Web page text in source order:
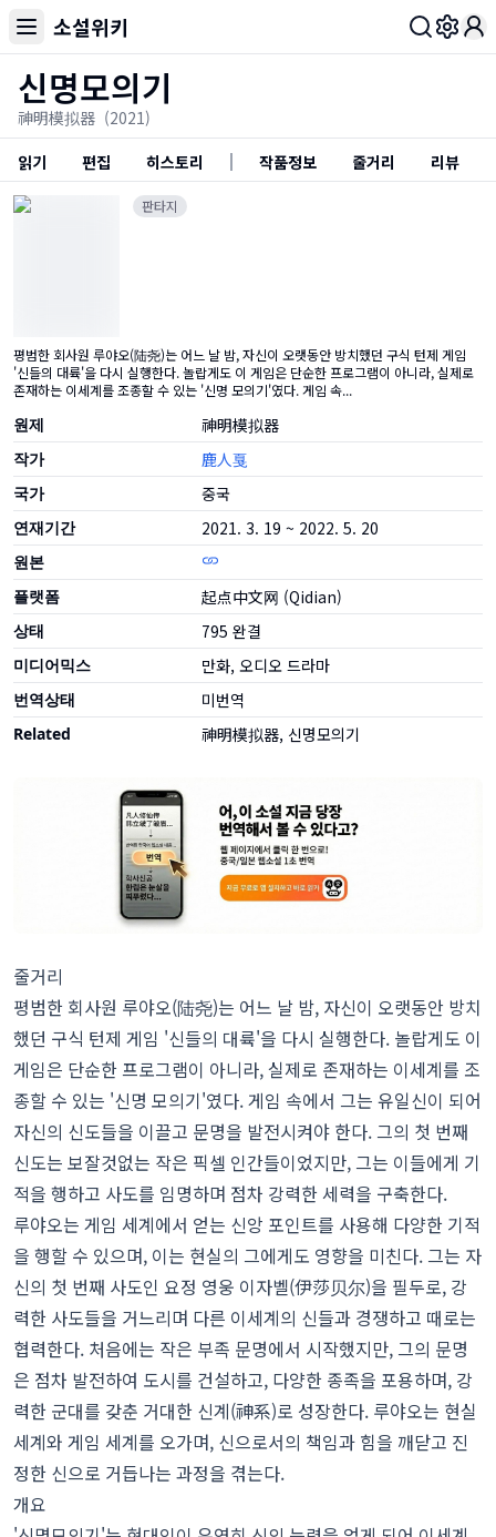
소설위키
신명모의기
神明模拟器 (2021)
읽기
편집 히스토리 작품정보 줄거리 리뷰
판타지
평범한 회사원 루야오(陆尧)는 어느 날 밤, 자신이 오랫동안 방치했던 구식 턴제 게임
'신들의 대륙'을 다시 실행한다. 놀랍게도 이 게임은 단순한 프로그램이 아니라, 실제로
존재하는 이세계를 조종할 수 있는 '신명 모의기'였다. 게임 속...
원제 神明模拟器
작가 鹿人戛
국가 중국
연재기간 2021. 3. 19 ~ 2022. 5. 20
원본
플랫폼
起点中文网 (Qidian)
상태 795 완결
미디어믹스 만화, 오디오 드라마
번역상태 미번역
Related 神明模拟器, 신명모의기
줄거리
평범한 회사원 루야오(陆尧)는 어느 날 밤, 자신이 오랫동안 방치
했던 구식 턴제 게임 '신들의 대륙'을 다시 실행한다. 놀랍게도 이
게임은 단순한 프로그램이 아니라, 실제로 존재하는 이세계를 조
종할 수 있는 '신명 모의기'였다. 게임 속에서 그는 유일신이 되어
자신의 신도들을 이끌고 문명을 발전시켜야 한다. 그의 첫 번째
신도는 보잘것없는 작은 픽셀 인간들이었지만, 그는 이들에게 기
적을 행하고 사도를 임명하며 점차 강력한 세력을 구축한다.
루야오는 게임 세계에서 얻는 신앙 포인트를 사용해 다양한 기적
을 행할 수 있으며, 이는 현실의 그에게도 영향을 미친다. 그는 자
신의 첫 번째 사도인 요정 영웅 이자벨(伊莎贝尔)을 필두로, 강
력한 사도들을 거느리며 다른 이세계의 신들과 경쟁하고 때로는
협력한다. 처음에는 작은 부족 문명에서 시작했지만, 그의 문명
은 점차 발전하여 도시를 건설하고, 다양한 종족을 포용하며, 강
력한 군대를 갖춘 거대한 신계(神系)로 성장한다. 루야오는 현실
세계와 게임 세계를 오가며, 신으로서의 책임과 힘을 깨닫고 진
정한 신으로 거듭나는 과정을 겪는다.
개요